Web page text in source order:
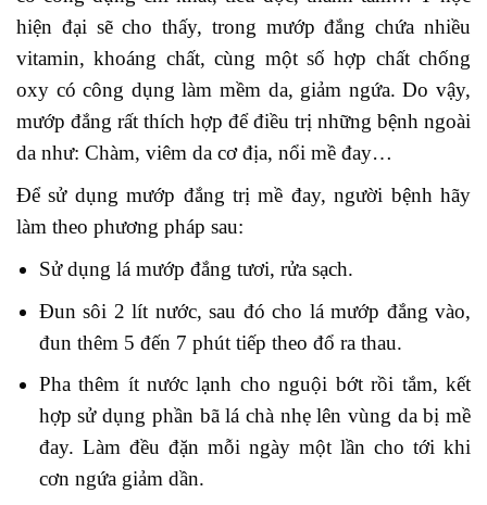
hiện đại sẽ cho thấy, trong mướp đắng chứa nhiều
vitamin, khoáng chất, cùng một số hợp chất chống
oxy có công dụng làm mềm da, giảm ngứa. Do vậy,
mướp đắng rất thích hợp để điều trị những bệnh ngoài
da như: Chàm, viêm da cơ địa, nổi mề đay…
Để sử dụng mướp đắng trị mề đay, người bệnh hãy
làm theo phương pháp sau:
Sử dụng lá mướp đắng tươi, rửa sạch.
Đun sôi 2 lít nước, sau đó cho lá mướp đắng vào,
đun thêm 5 đến 7 phút tiếp theo đổ ra thau.
Pha thêm ít nước lạnh cho nguội bớt rồi tắm, kết
hợp sử dụng phần bã lá chà nhẹ lên vùng da bị mề
đay. Làm đều đặn mỗi ngày một lần cho tới khi
cơn ngứa giảm dần.